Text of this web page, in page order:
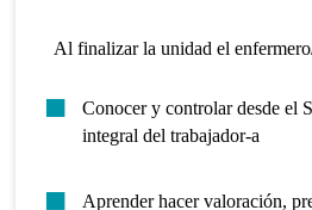
Al finalizar la unidad el
Conocer y controlar desde el
integral del trabajador-a
Aprender hacer valoración,